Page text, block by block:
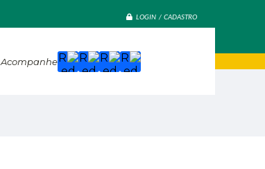
LOGIN / CADASTRO
Acompanhe